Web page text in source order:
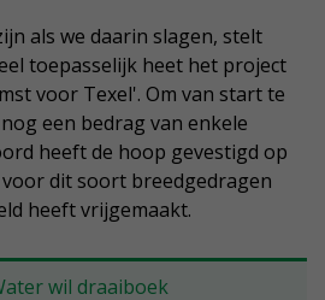
als we daarin slagen, stelt
toepasselijk heet het project
voor Texel'. Om van start te
een bedrag van enkele
heeft de hoop gevestigd op
dit soort breedgedragen
heeft vrijgemaakt.
wil draaiboek